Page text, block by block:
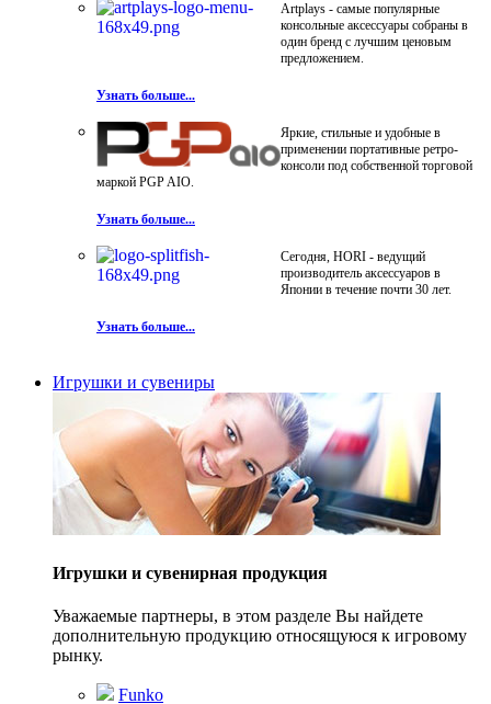
Artplays - самые популярные
консольные аксессуары собраны в
один бренд с лучшим ценовым
предложением.
Узнать больше...
Яркие, стильные и удобные в
применении портативные ретро-
консоли под собственной торговой
маркой PGP AIO.
Узнать больше...
Сегодня, HORI - ведущий
производитель аксессуаров в
Японии в течение почти 30 лет.
Узнать больше...
Игрушки и сувениры
Игрушки и сувенирная продукция
Уважаемые партнеры, в этом разделе Вы найдете
дополнительную продукцию относящуюся к игровому
рынку.
Funko